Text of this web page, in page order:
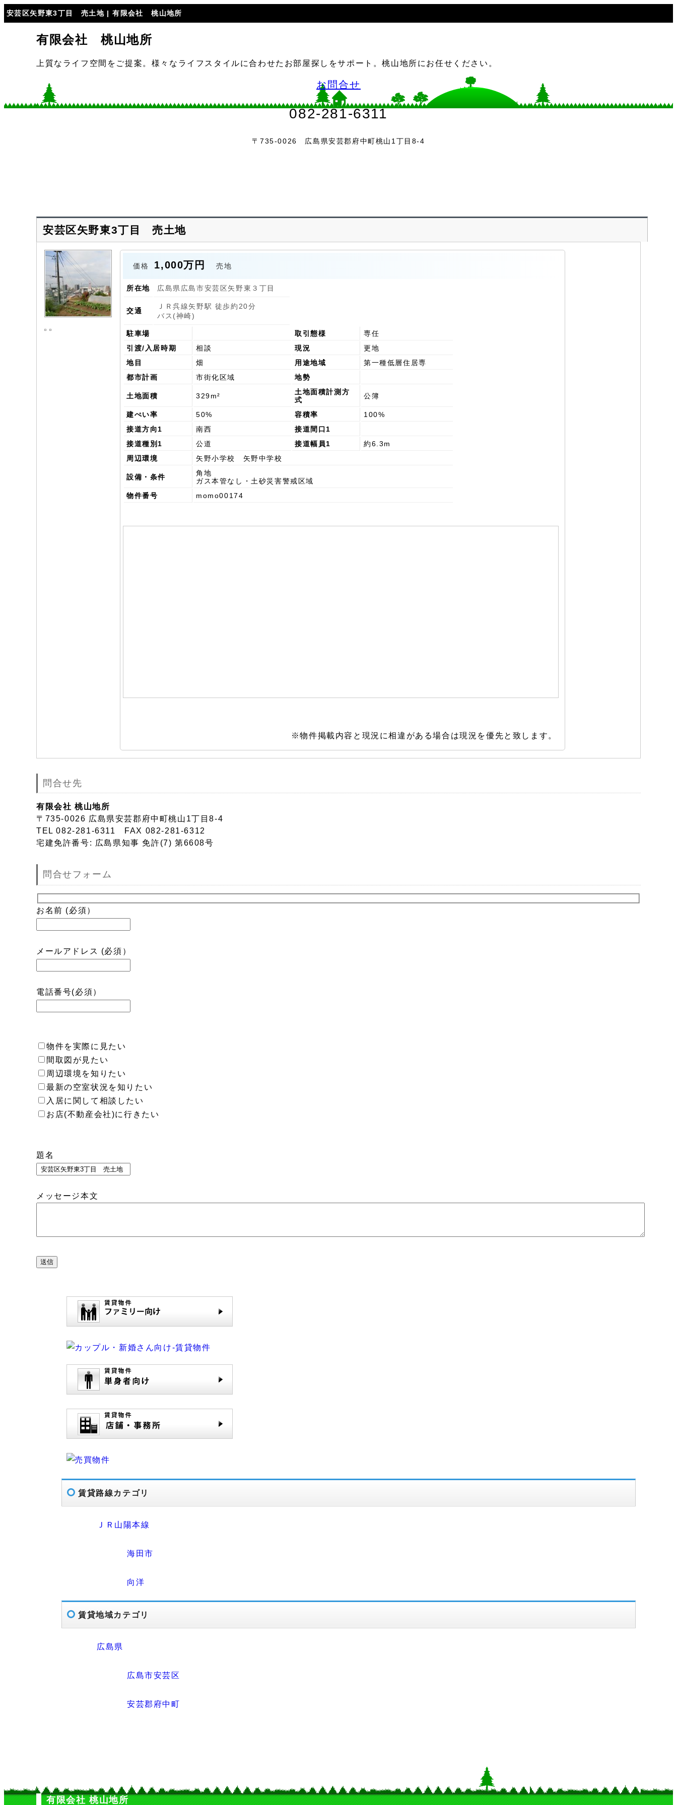
安芸区矢野東3丁目 売土地 | 有限会社 桃山地所
有限会社 桃山地所
上質なライフ空間をご提案。様々なライフスタイルに合わせたお部屋探しをサポート。桃山地所にお任せください。
お問合せ
082-281-6311
〒735-0026 広島県安芸郡府中町桃山1丁目8-4
安芸区矢野東3丁目 売土地
価格 1,000万円 売地
所在地 広島県広島市安芸区矢野東３丁目
交通
ＪＲ呉線矢野駅 徒歩約20分
バス(神崎)
駐車場 取引態様
専任
引渡/入居時期
相談 現況
更地
地目
畑 用途地域
第一種低層住居専
都市計画
市街化区域 地勢
土地面積 329m²
土地面積計測方
式
公簿
建ぺい率 50% 容積率
100%
接道方向1
南西
接道間口1
接道種別1
公道 接道幅員1
約6.3m
周辺環境
矢野小学校 矢野中学校
設備・条件
角地
ガス本管なし・土砂災害警戒区域
物件番号
momo00174
※物件掲載内容と現況に相違がある場合は現況を優先と致します。
問合せ先
有限会社 桃山地所
〒735-0026 広島県安芸郡府中町桃山1丁目8-4
TEL 082-281-6311 FAX 082-281-6312
宅建免許番号: 広島県知事 免許(7) 第6608号
問合せフォーム
お名前 (必須）
メールアドレス (必須）
電話番号(必須）
物件を実際に見たい
間取図が見たい
周辺環境を知りたい
最新の空室状況を知りたい
入居に関して相談したい
お店(不動産会社)に行きたい
題名
メッセージ本文
賃貸路線カテゴリ
ＪＲ山陽本線
海田市
向洋
賃貸地域カテゴリ
広島県
広島市安芸区
安芸郡府中町
有限会社 桃山地所